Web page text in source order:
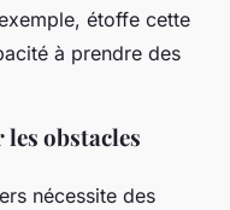
étoffe cette
à prendre des
obstacles
nécessite des